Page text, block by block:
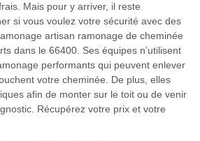
Mais pour y arriver, il reste
si vous voulez votre sécurité avec des
artisan ramonage de cheminée
dans le 66400. Ses équipes n’utilisent
performants qui peuvent enlever
votre cheminée. De plus, elles
afin de monter sur le toit ou de venir
Récupérez votre prix et votre